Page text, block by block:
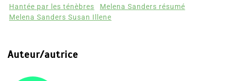
Hantée par les ténèbres
Melena Sanders résumé